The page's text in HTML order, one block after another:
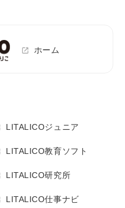
ホーム
LITALICOジュニア
LITALICO教育ソフト
LITALICO研究所
LITALICO仕事ナビ